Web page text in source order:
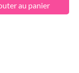
au panier